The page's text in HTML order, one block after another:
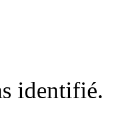
identifié.